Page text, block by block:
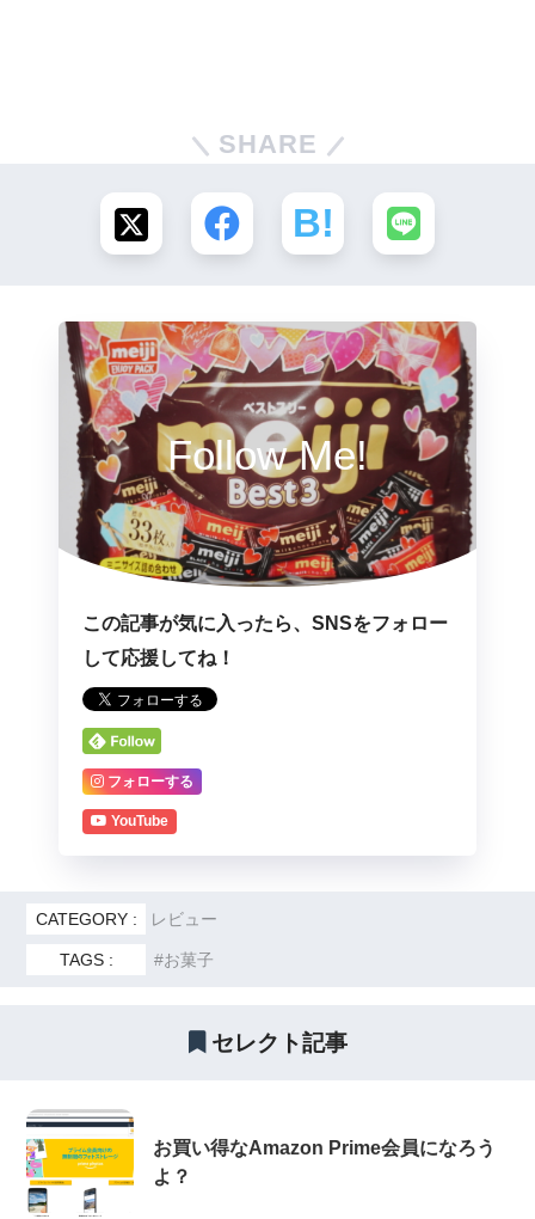
SHARE
Follow Me!
この記事が気に入ったら、SNSをフォロー
して応援してね！
フォローする
YouTube
CATEGORY : レビュー
TAGS : お菓子
セレクト記事
お買い得なAmazon Prime会員になろう
よ？